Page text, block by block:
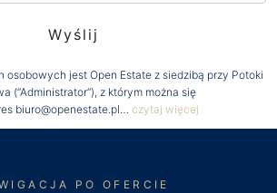
osobowych jest Open Estate z siedzibą przy Potoki
(“Administrator”), z którym można się
biuro@openestate.pl… czytaj więcej
PO OFERCIE